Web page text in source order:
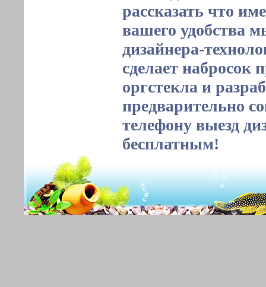
рассказать что
вашего удобства
дизайнера-
сделает набросок
оргстекла и
предварительно
телефону выезд
бесплатным!